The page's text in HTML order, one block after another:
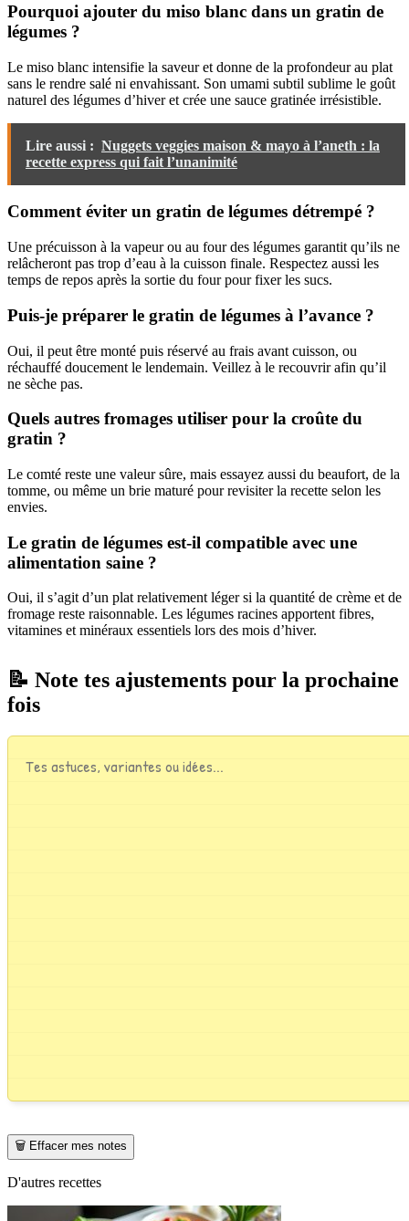
Pourquoi ajouter du miso blanc dans un gratin de
légumes ?
Le miso blanc intensifie la saveur et donne de la profondeur au plat
sans le rendre salé ni envahissant. Son umami subtil sublime le goût
naturel des légumes d’hiver et crée une sauce gratinée irrésistible.
Lire aussi : Nuggets veggies maison & mayo à l’aneth : la
recette express qui fait l’unanimité
Comment éviter un gratin de légumes détrempé ?
Une précuisson à la vapeur ou au four des légumes garantit qu’ils ne
relâcheront pas trop d’eau à la cuisson finale. Respectez aussi les
temps de repos après la sortie du four pour fixer les sucs.
Puis-je préparer le gratin de légumes à l’avance ?
Oui, il peut être monté puis réservé au frais avant cuisson, ou
réchauffé doucement le lendemain. Veillez à le recouvrir afin qu’il
ne sèche pas.
Quels autres fromages utiliser pour la croûte du
gratin ?
Le comté reste une valeur sûre, mais essayez aussi du beaufort, de la
tomme, ou même un brie maturé pour revisiter la recette selon les
envies.
Le gratin de légumes est-il compatible avec une
alimentation saine ?
Oui, il s’agit d’un plat relativement léger si la quantité de crème et de
fromage reste raisonnable. Les légumes racines apportent fibres,
vitamines et minéraux essentiels lors des mois d’hiver.
📝 Note tes ajustements pour la prochaine
fois
🗑️ Effacer mes notes
D'autres recettes